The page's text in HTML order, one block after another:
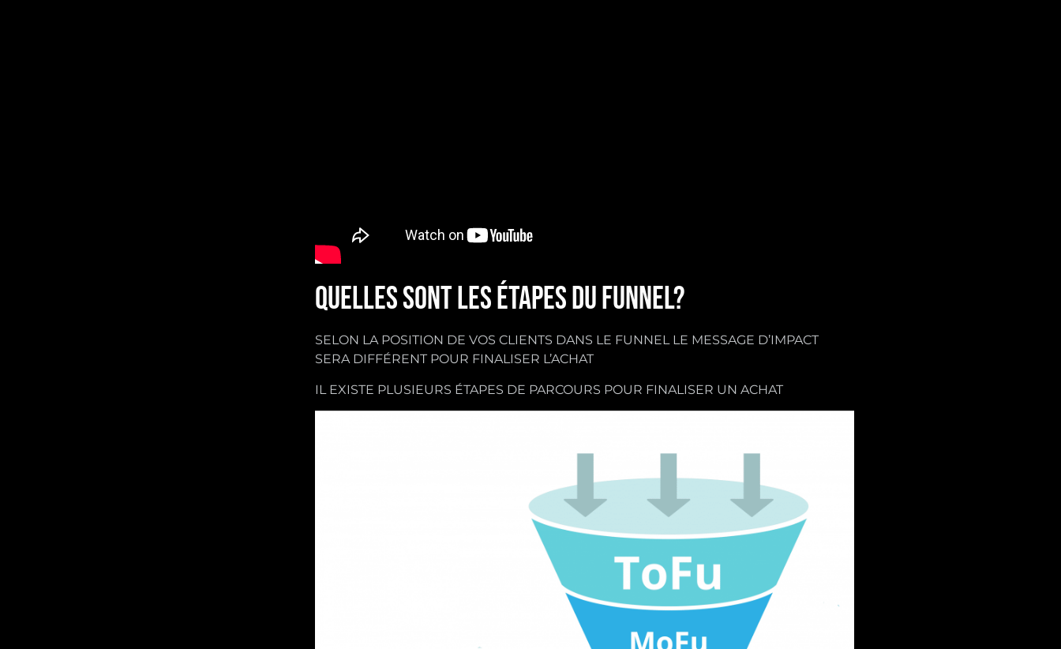
QUELLES SONT LES ÉTAPES DU FUNNEL?
SELON LA POSITION DE VOS CLIENTS DANS LE FUNNEL LE MESSAGE D’IMPACT
SERA DIFFÉRENT POUR FINALISER L’ACHAT
IL EXISTE PLUSIEURS ÉTAPES DE PARCOURS POUR FINALISER UN ACHAT